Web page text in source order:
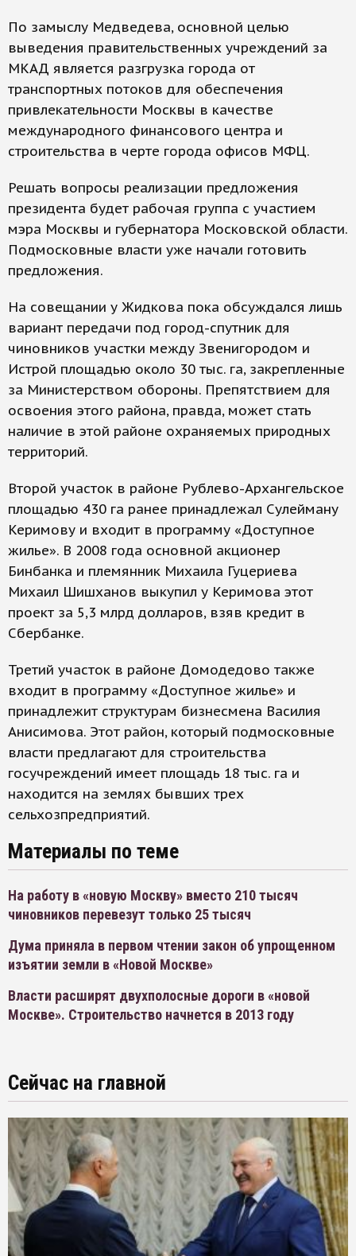
По замыслу Медведева, основной целью
выведения правительственных учреждений за
МКАД является разгрузка города от
транспортных потоков для обеспечения
привлекательности Москвы в качестве
международного финансового центра и
строительства в черте города офисов МФЦ.
Решать вопросы реализации предложения
президента будет рабочая группа с участием
мэра Москвы и губернатора Московской области.
Подмосковные власти уже начали готовить
предложения.
На совещании у Жидкова пока обсуждался лишь
вариант передачи под город-спутник для
чиновников участки между Звенигородом и
Истрой площадью около 30 тыс. га, закрепленные
за Министерством обороны. Препятствием для
освоения этого района, правда, может стать
наличие в этой районе охраняемых природных
территорий.
Второй участок в районе Рублево-Архангельское
площадью 430 га ранее принадлежал Сулейману
Керимову и входит в программу «Доступное
жилье». В 2008 года основной акционер
Бинбанка и племянник Михаила Гуцериева
Михаил Шишханов выкупил у Керимова этот
проект за 5,3 млрд долларов, взяв кредит в
Сбербанке.
Третий участок в районе Домодедово также
входит в программу «Доступное жилье» и
принадлежит структурам бизнесмена Василия
Анисимова. Этот район, который подмосковные
власти предлагают для строительства
госучреждений имеет площадь 18 тыс. га и
находится на землях бывших трех
сельхозпредприятий.
Материалы по теме
На работу в «новую Москву» вместо 210 тысяч
чиновников перевезут только 25 тысяч
Дума приняла в первом чтении закон об упрощенном
изъятии земли в «Новой Москве»
Власти расширят двухполосные дороги в «новой
Москве». Строительство начнется в 2013 году
Сейчас на главной